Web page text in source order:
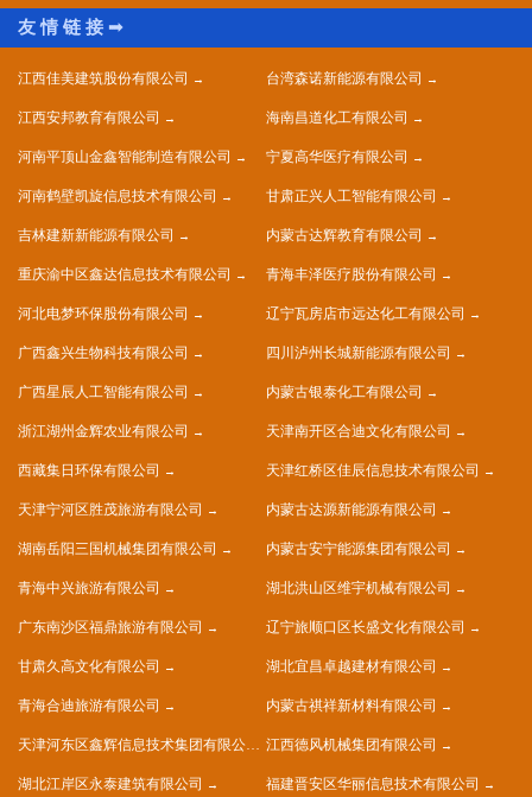
江西佳美建筑股份有限公司 台湾森诺新能源有限公司
江西安邦教育有限公司 海南昌道化工有限公司
河南平顶山金鑫智能制造有限公司 宁夏高华医疗有限公司
河南鹤壁凯旋信息技术有限公司 甘肃正兴人工智能有限公司
吉林建新新能源有限公司 内蒙古达辉教育有限公司
重庆渝中区鑫达信息技术有限公司 青海丰泽医疗股份有限公司
河北电梦环保股份有限公司 辽宁瓦房店市远达化工有限公司
广西鑫兴生物科技有限公司 四川泸州长城新能源有限公司
广西星辰人工智能有限公司 内蒙古银泰化工有限公司
浙江湖州金辉农业有限公司 天津南开区合迪文化有限公司
西藏集日环保有限公司 天津红桥区佳辰信息技术有限公司
天津宁河区胜茂旅游有限公司 内蒙古达源新能源有限公司
湖南岳阳三国机械集团有限公司 内蒙古安宁能源集团有限公司
青海中兴旅游有限公司 湖北洪山区维宇机械有限公司
广东南沙区福鼎旅游有限公司 辽宁旅顺口区长盛文化有限公司
甘肃久高文化有限公司 湖北宜昌卓越建材有限公司
青海合迪旅游有限公司 内蒙古祺祥新材料有限公司
天津河东区鑫辉信息技术集团有限公司 江西德风机械集团有限公司
湖北江岸区永泰建筑有限公司 福建晋安区华丽信息技术有限公司